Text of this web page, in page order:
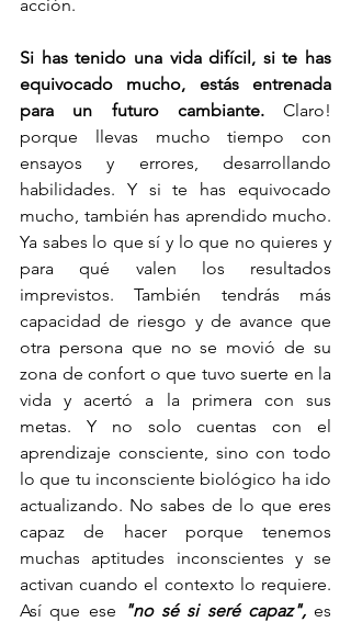
acción.
Si has tenido una vida difícil, si te has
equivocado mucho, estás entrenada
para un futuro cambiante. Claro!
porque llevas mucho tiempo con
ensayos y errores, desarrollando
habilidades. Y si te has equivocado
mucho, también has aprendido mucho.
Ya sabes lo que sí y lo que no quieres y
para qué valen los resultados
imprevistos. También tendrás más
capacidad de riesgo y de avance que
otra persona que no se movió de su
zona de confort o que tuvo suerte en la
vida y acertó a la primera con sus
metas. Y no solo cuentas con el
aprendizaje consciente, sino con todo
lo que tu inconsciente biológico ha ido
actualizando. No sabes de lo que eres
capaz de hacer porque tenemos
muchas aptitudes inconscientes y se
activan cuando el contexto lo requiere.
Así que ese
"no sé si seré capaz", es